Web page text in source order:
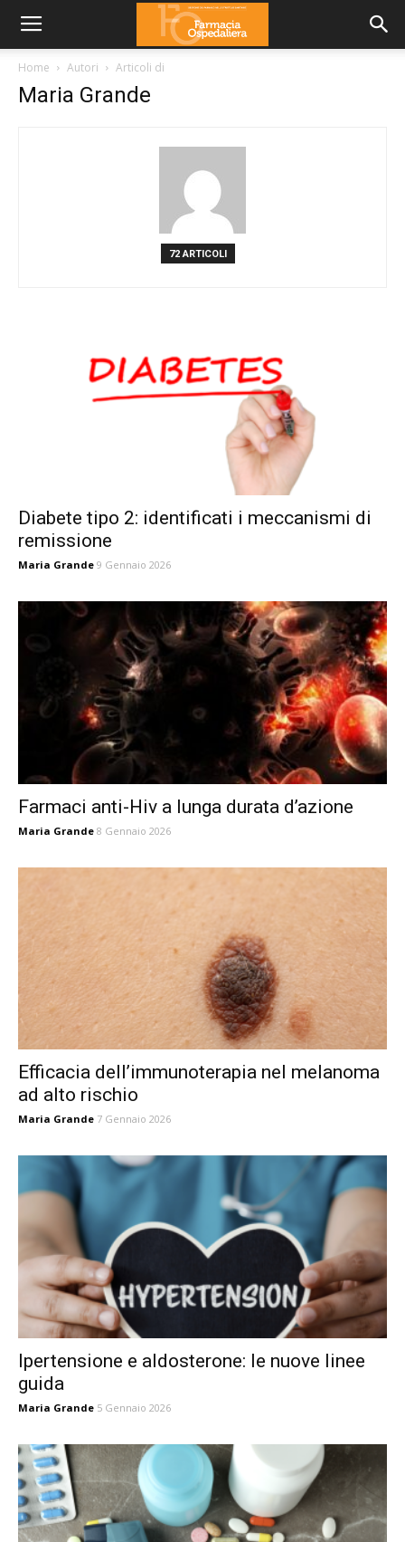
Home Autori Articoli di
Maria Grande
72 ARTICOLI
Diabete tipo 2: identificati i meccanismi di
remissione
Maria Grande 9 Gennaio 2026
Farmaci anti-Hiv a lunga durata d’azione
Maria Grande 8 Gennaio 2026
Efficacia dell’immunoterapia nel melanoma
ad alto rischio
Maria Grande 7 Gennaio 2026
Ipertensione e aldosterone: le nuove linee
guida
Maria Grande 5 Gennaio 2026